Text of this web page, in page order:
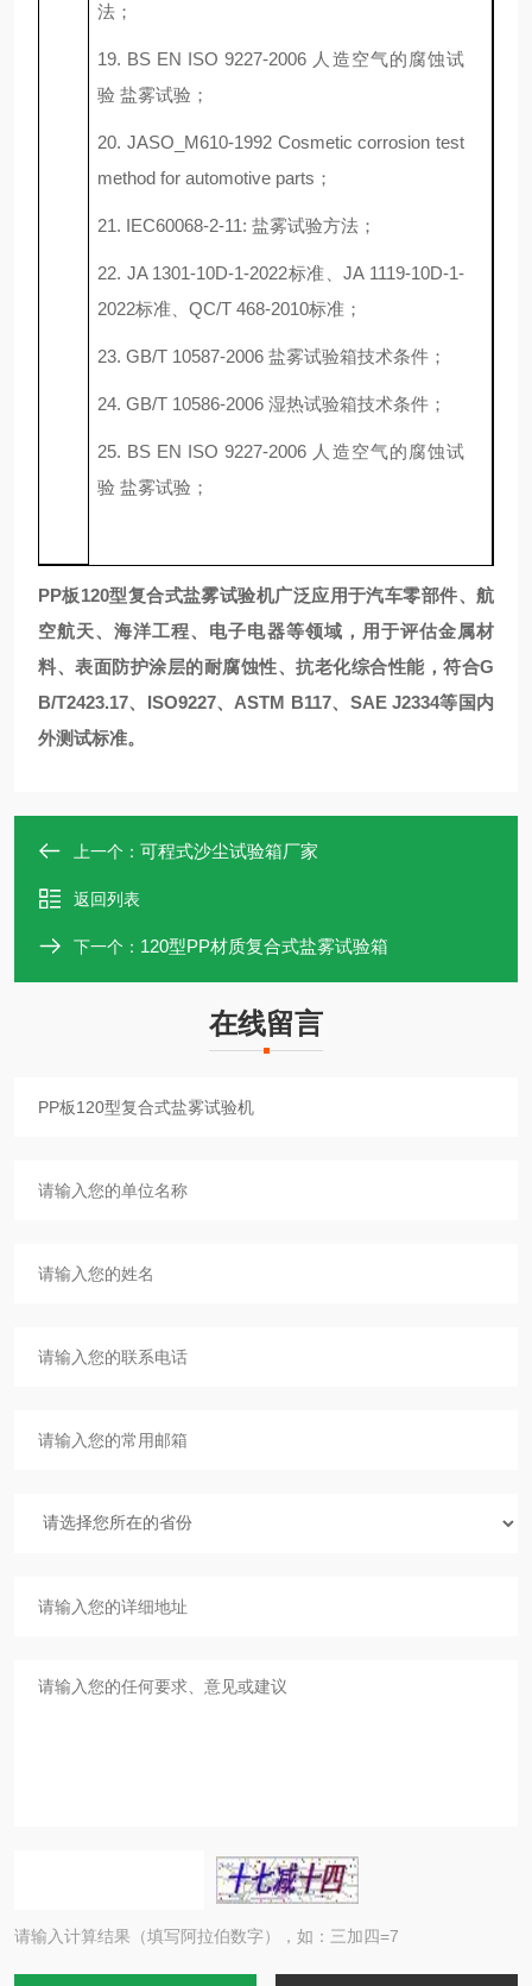
法 ；
19. BS EN ISO 9227-2006 人造空气的腐蚀试
验 盐雾试验 ；
20. JASO_M610-1992 Cosmetic corrosion test
method for automotive parts ；
21. IEC60068-2-11: 盐雾试验方法；
22. JA 1301-10D-1-2022标准、JA 1119-10D-1-
2022标准、QC/T 468-2010标准 ；
23. GB/T 10587-2006 盐雾试验箱技术条件；
24. GB/T 10586-2006 湿热试验箱技术条件；
25. BS EN ISO 9227-2006 人造空气的腐蚀试
验 盐雾试验；
PP板120型复合式盐雾试验机广泛应用于汽车零部件、航
空航天、海洋工程、电子电器等领域，用于评估金属材
料、表面防护涂层的耐腐蚀性、抗老化综合性能，符合G
B/T2423.17、ISO9227、ASTM B117、SAE J2334等国内
外测试标准。
上一个： 可程式沙尘试验箱厂家
返回列表
下一个： 120型PP材质复合式盐雾试验箱
在线留言
请输入计算结果（填写阿拉伯数字），如：三加四=7